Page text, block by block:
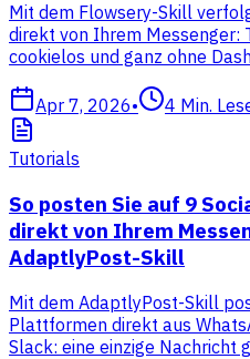
Mit dem Flowsery-Skill
direkt von Ihrem Messenger:
cookielos und ganz ohne
Apr 7, 2026• 4 Min.
Tutorials
So posten Sie auf 9
direkt von Ihrem
AdaptlyPost-Skill
Mit dem AdaptlyPost-Skill
Plattformen direkt aus
Slack: eine einzige Nachricht